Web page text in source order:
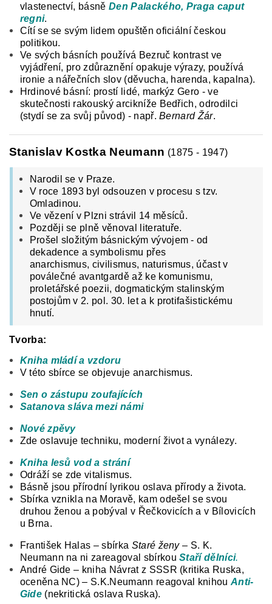
vlastenectví, básně Den Palackého, Praga caput
regni.
Cítí se se svým lidem opuštěn oficiální českou
politikou.
Ve svých básních používá Bezruč kontrast ve
vyjádření, pro zdůraznění opakuje výrazy, používá
ironie a nářečních slov (děvucha, harenda, kapalna).
Hrdinové básní: prostí lidé, markýz Gero - ve
skutečnosti rakouský arcikníže Bedřich, odrodilci
(stydí se za svůj původ) - např.Bernard Žár.
Stanislav Kostka Neumann (1875 - 1947)
Narodil se v Praze.
V roce 1893 byl odsouzen v procesu s tzv.
Omladinou.
Ve vězení v Plzni strávil 14 měsíců.
Později se plně věnoval literatuře.
Prošel složitým básnickým vývojem - od
dekadence a symbolismu přes
anarchismus, civilismus, naturismus, účast v
poválečné avantgardě až ke komunismu,
proletářské poezii, dogmatickým stalinským
postojům v 2. pol. 30. let a k protifašistickému
hnutí.
Tvorba:
Kniha mládí a vzdoru
V této sbírce se objevuje anarchismus.
Sen o zástupu zoufajících
Satanova sláva mezi námi
Nové zpěvy
Zde oslavuje techniku, moderní život a vynálezy.
Kniha lesů vod a strání
Odráží se zde vitalismus.
Básně jsou přírodní lyrikou oslava přírody a života.
Sbírka vznikla na Moravě, kam odešel se svou
druhou ženou a pobýval v Řečkovicích a v Bílovicích
u Brna.
František Halas – sbírka Staré ženy– S. K.
Neumann na ni zareagoval sbírkouStaří dělníci.
André Gide – kniha Návrat z SSSR (kritika Ruska,
oceněna NC) – S.K.Neumann reagoval knihouAnti-
Gide(nekritická oslava Ruska).